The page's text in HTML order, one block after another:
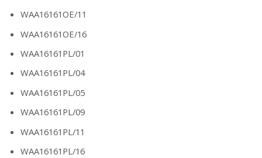
WAA16161OE/11
WAA16161OE/16
WAA16161PL/01
WAA16161PL/04
WAA16161PL/05
WAA16161PL/09
WAA16161PL/11
WAA16161PL/16